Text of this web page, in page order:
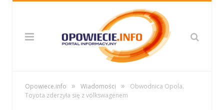
Opowiece.info » Wiadomości »
Obwodnica Opola.
Toyota zderzyła się z volkswagenem